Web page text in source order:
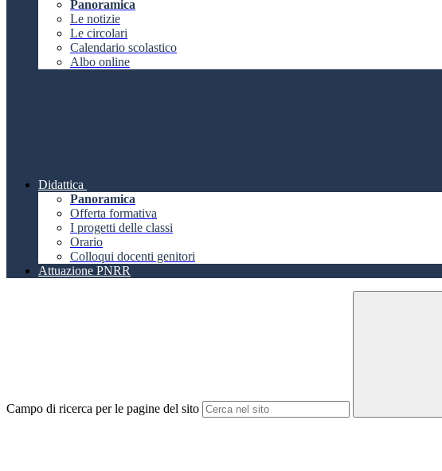
Panoramica
Le notizie
Le circolari
Calendario scolastico
Albo online
Didattica
Panoramica
Offerta formativa
I progetti delle classi
Orario
Colloqui docenti genitori
Attuazione PNRR
Campo di ricerca per le pagine del sito